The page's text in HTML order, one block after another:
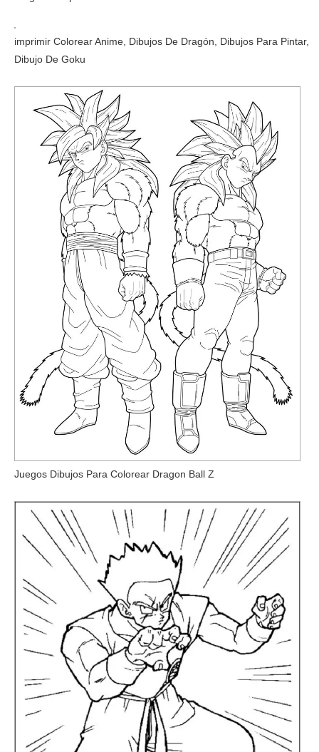
imprimir Colorear Anime, Dibujos De Dragón, Dibujos Para Pintar,
Dibujo De Goku
Juegos Dibujos Para Colorear Dragon Ball Z